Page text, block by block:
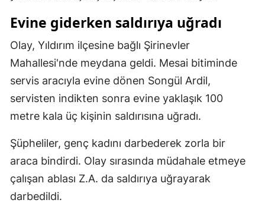
Kastamonu
Kayseri
Kocaeli
Konya
Evine giderken saldırıya uğradı
Olay, Yıldırım ilçesine bağlı Şirinevler
Mahallesi'nde meydana geldi. Mesai bitiminde
servis aracıyla evine dönen Songül Ardil,
servisten indikten sonra evine yaklaşık 100
metre kala üç kişinin saldırısına uğradı.
Şüpheliler, genç kadını darbederek zorla bir
araca bindirdi. Olay sırasında müdahale etmeye
çalışan ablası Z.A. da saldırıya uğrayarak
darbedildi.